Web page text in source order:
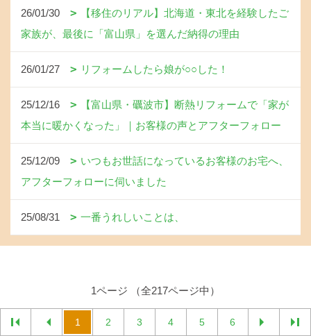
26/01/30
【移住のリアル】北海道・東北を経験したご
家族が、最後に「富山県」を選んだ納得の理由
26/01/27 リフォームしたら娘が○○した！
25/12/16
【富山県・礪波市】断熱リフォームで「家が
本当に暖かくなった」｜お客様の声とアフターフォロー
25/12/09
いつもお世話になっているお客様のお宅へ、
アフターフォローに伺いました
25/08/31 一番うれしいことは、
1ページ （全217ページ中）
1 2 3 4 5 6